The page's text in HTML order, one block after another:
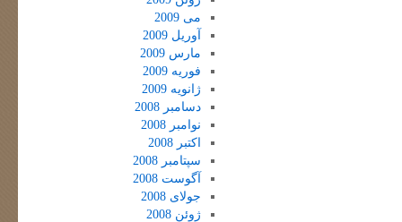
می 2009
آوریل 2009
مارس 2009
فوریه 2009
ژانویه 2009
دسامبر 2008
نوامبر 2008
اکتبر 2008
سپتامبر 2008
آگوست 2008
جولای 2008
ژوئن 2008